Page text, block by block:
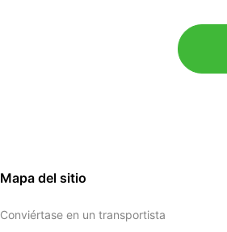
Mapa del sitio
Conviértase en un transportista